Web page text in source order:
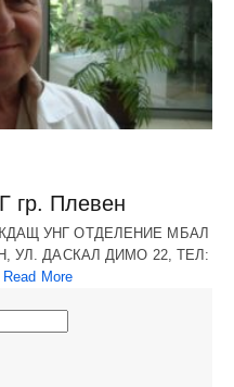
гр. Плевен
УНГ ОТДЕЛЕНИЕ МБАЛ
УЛ. ДАСКАЛ ДИМО 22, ТЕЛ:
Read More